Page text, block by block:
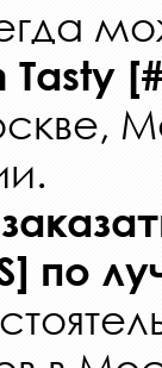
Tasty
.
по